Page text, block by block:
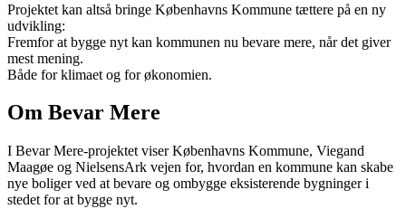
Projektet kan altså bringe Københavns Kommune tættere på en ny
udvikling:
Fremfor at bygge nyt kan kommunen nu bevare mere, når det giver
mest mening.
Både for klimaet og for økonomien.
Om Bevar Mere
I Bevar Mere-projektet viser Københavns Kommune, Viegand
Maagøe og NielsensArk vejen for, hvordan en kommune kan skabe
nye boliger ved at bevare og ombygge eksisterende bygninger i
stedet for at bygge nyt.